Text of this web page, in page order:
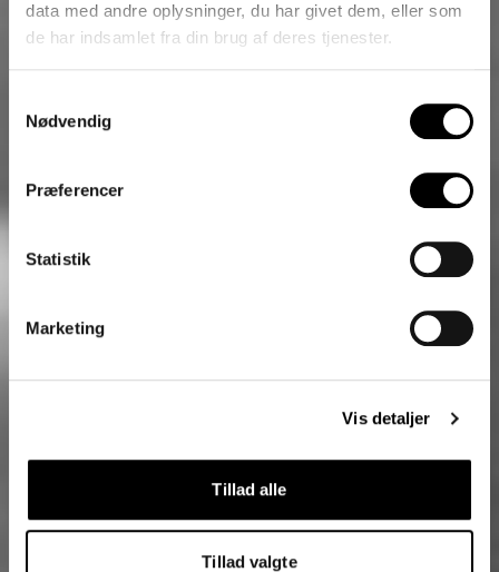
data med andre oplysninger, du har givet dem, eller som
de har indsamlet fra din brug af deres tjenester.
Nødvendig
Præferencer
Statistik
Marketing
Vis detaljer
Tillad alle
Tillad valgte